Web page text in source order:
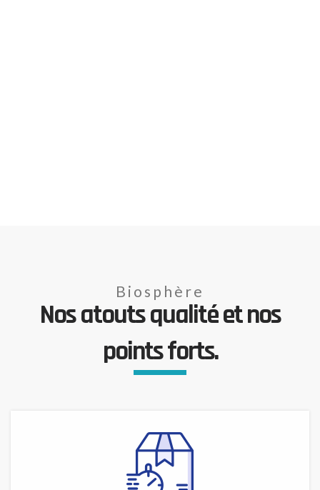
Biosphère
Nos atouts qualité et nos
points forts.